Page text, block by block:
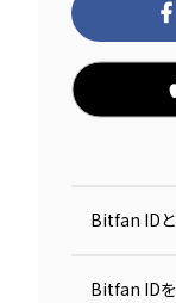
Bitfan ID
Bitfan ID